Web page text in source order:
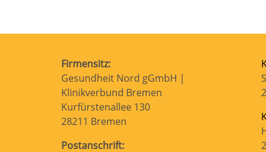
Firmensitz:
Gesundheit Nord gGmbH |
Klinikverbund Bremen
Kurfürstenallee 130
28211 Bremen
Postanschrift: